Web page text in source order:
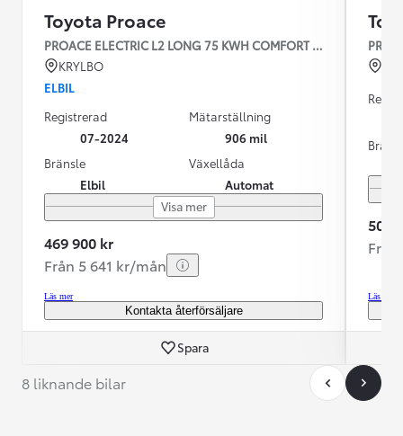
Toyota Proace
PROACE ELECTRIC L2 LONG 75 KWH COMFORT V-HJUL
KRYLBO
ELBIL
Registrerad
07-2024
Mätarställning
906 mil
Bränsle
Elbil
Växellåda
Automat
Visa mer
469 900 kr
Från 5 641 kr/mån
Läs mer
Kontakta återförsäljare
Spara
509
Från
Läs mer
8 liknande bilar